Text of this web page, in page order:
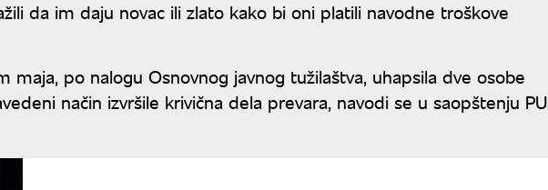
da im daju novac ili zlato kako bi oni platili navodne troškove
maja, po nalogu Osnovnog javnog tužilaštva, uhapsila dve osobe
način izvršile krivična dela prevara, navodi se u saopštenju PU